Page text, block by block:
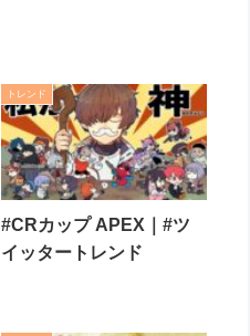
トレンド
#CRカップ APEX｜#ツ
イッタートレンド